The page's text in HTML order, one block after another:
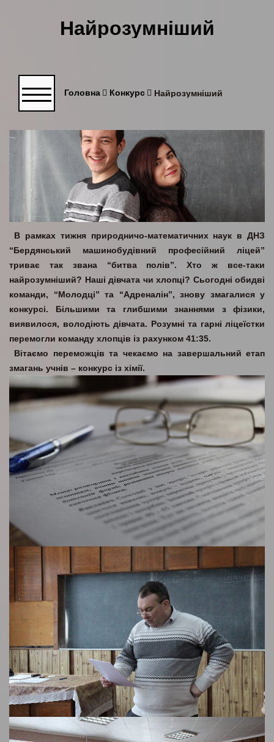
Найрозумніший
Головна Конкурс Найрозумніший
В рамках тижня природничо-математичних наук в ДНЗ
“Бердянський машинобудівний професійний ліцей”
триває так звана “битва полів”. Хто ж все-таки
найрозумніший? Наші дівчата чи хлопці? Сьогодні обидві
команди, “Молодці” та “Адреналін”, знову змагалися у
конкурсі. Більшими та глибшими знаннями з фізики,
виявилося, володіють дівчата. Розумні та гарні ліцеїстки
перемогли команду хлопців із рахунком 41:35.
Вітаємо переможців та чекаємо на завершальний етап
змагань учнів – конкурс із хімії.